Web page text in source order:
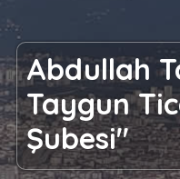
Abdullah
Taygun
Şubesi"